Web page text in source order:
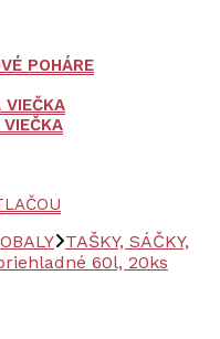
POHÁRE
VIEČKA
OBALY TAŠKY, SÁČKY,
60l, 20ks